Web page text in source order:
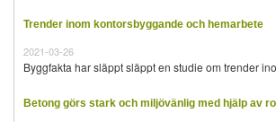
Trender inom kontorsbyggande och hemarbete
2021-03-26
Byggfakta har släppt släppt en studie om trender
Betong görs stark och miljövänlig med hjälp av